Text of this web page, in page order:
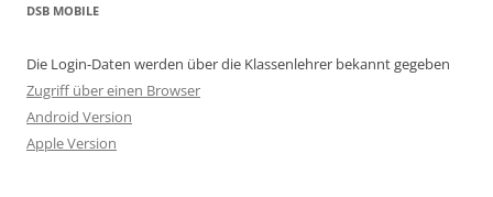
DSB MOBILE
Die Login-Daten werden über die Klassenlehrer bekannt gegeben
Zugriff über einen Browser
Android Version
Apple Version